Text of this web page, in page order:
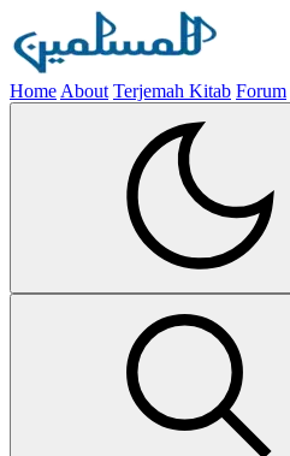
Home About Terjemah Kitab Forum